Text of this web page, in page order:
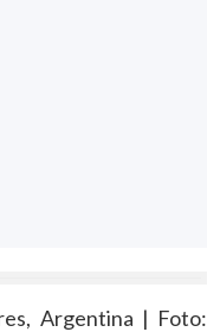
Argentina | Foto: